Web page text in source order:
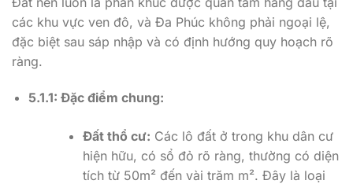
các khu vực ven đô, và Đa Phúc không phải ngoại lệ,
đặc biệt sau sáp nhập và có định hướng quy hoạch rõ
ràng.
5.1.1: Đặc điểm chung:
Đất thổ cư: Các lô đất ở trong khu dân cư
hiện hữu, có sổ đỏ rõ ràng, thường có diện
tích từ 50m² đến vài trăm m². Đây là loại